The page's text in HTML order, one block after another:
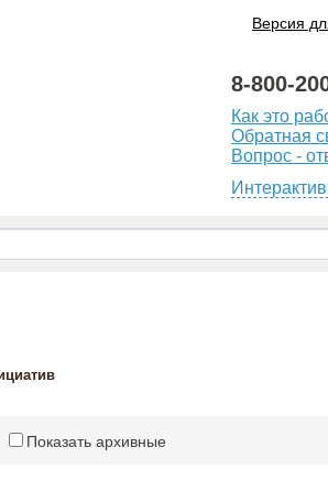
Версия
8-800-
Как это
Обратная
Вопрос -
Показать архивные